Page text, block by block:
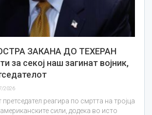
ЗАКАНА ДО ТЕХЕРАН
за секој наш загинат војник,
2026
реагира по смртта на тројца
сили, додека во исто